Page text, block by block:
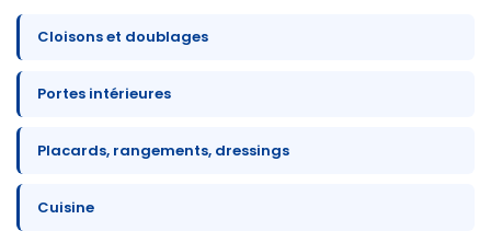
Cloisons et doublages
Portes intérieures
Placards, rangements, dressings
Cuisine